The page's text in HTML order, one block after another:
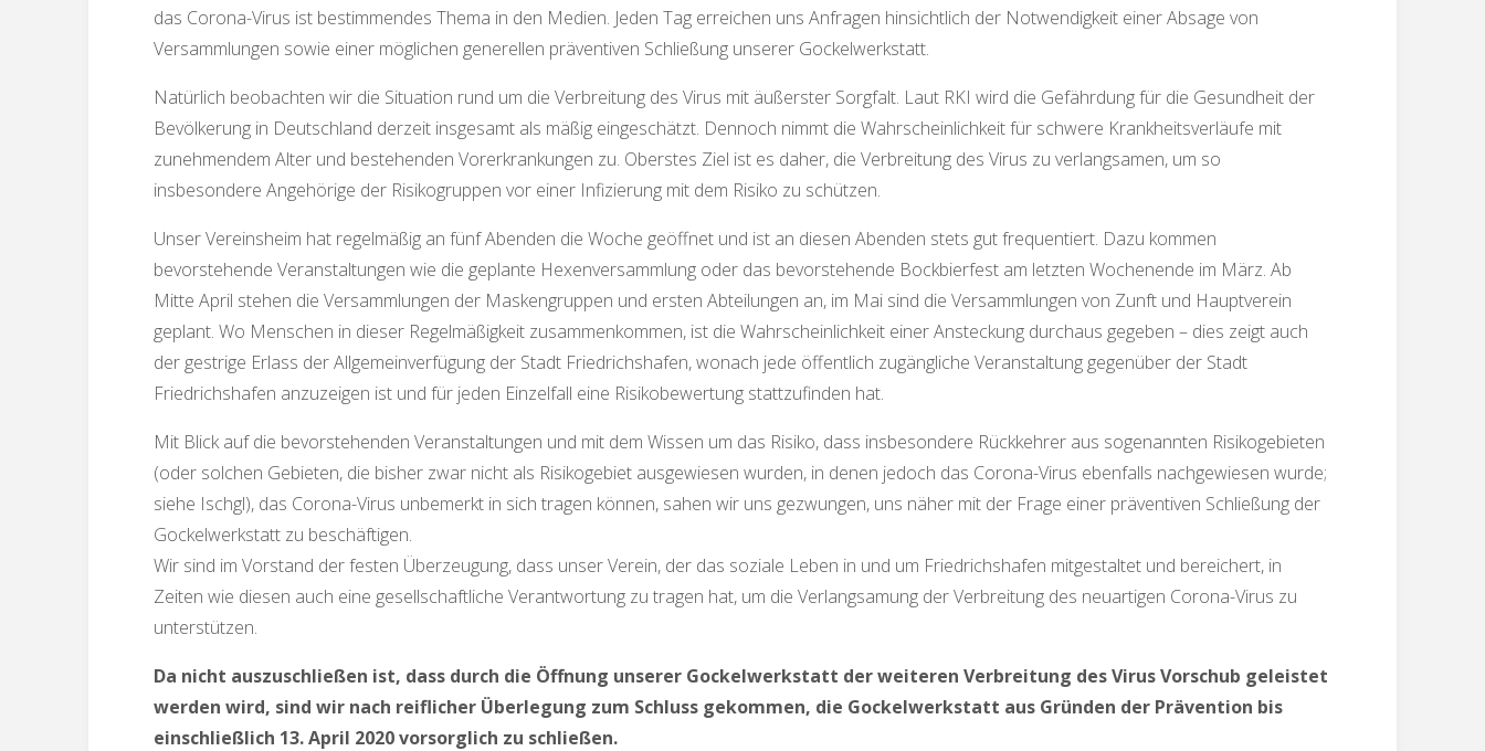
das Corona-Virus ist bestimmendes Thema in den Medien. Jeden Tag erreichen uns Anfragen hinsichtlich der Notwendigkeit einer Absage von
Versammlungen sowie einer möglichen generellen präventiven Schließung unserer Gockelwerkstatt.
Natürlich beobachten wir die Situation rund um die Verbreitung des Virus mit äußerster Sorgfalt. Laut RKI wird die Gefährdung für die Gesundheit der
Bevölkerung in Deutschland derzeit insgesamt als mäßig eingeschätzt. Dennoch nimmt die Wahrscheinlichkeit für schwere Krankheitsverläufe mit
zunehmendem Alter und bestehenden Vorerkrankungen zu. Oberstes Ziel ist es daher, die Verbreitung des Virus zu verlangsamen, um so
insbesondere Angehörige der Risikogruppen vor einer Infizierung mit dem Risiko zu schützen.
Unser Vereinsheim hat regelmäßig an fünf Abenden die Woche geöffnet und ist an diesen Abenden stets gut frequentiert. Dazu kommen
bevorstehende Veranstaltungen wie die geplante Hexenversammlung oder das bevorstehende Bockbierfest am letzten Wochenende im März. Ab
Mitte April stehen die Versammlungen der Maskengruppen und ersten Abteilungen an, im Mai sind die Versammlungen von Zunft und Hauptverein
geplant. Wo Menschen in dieser Regelmäßigkeit zusammenkommen, ist die Wahrscheinlichkeit einer Ansteckung durchaus gegeben – dies zeigt auch
der gestrige Erlass der Allgemeinverfügung der Stadt Friedrichshafen, wonach jede öffentlich zugängliche Veranstaltung gegenüber der Stadt
Friedrichshafen anzuzeigen ist und für jeden Einzelfall eine Risikobewertung stattzufinden hat.
Mit Blick auf die bevorstehenden Veranstaltungen und mit dem Wissen um das Risiko, dass insbesondere Rückkehrer aus sogenannten Risikogebieten
(oder solchen Gebieten, die bisher zwar nicht als Risikogebiet ausgewiesen wurden, in denen jedoch das Corona-Virus ebenfalls nachgewiesen wurde;
siehe Ischgl), das Corona-Virus unbemerkt in sich tragen können, sahen wir uns gezwungen, uns näher mit der Frage einer präventiven Schließung der
Gockelwerkstatt zu beschäftigen.
Wir sind im Vorstand der festen Überzeugung, dass unser Verein, der das soziale Leben in und um Friedrichshafen mitgestaltet und bereichert, in
Zeiten wie diesen auch eine gesellschaftliche Verantwortung zu tragen hat, um die Verlangsamung der Verbreitung des neuartigen Corona-Virus zu
unterstützen.
Da nicht auszuschließen ist, dass durch die Öffnung unserer Gockelwerkstatt der weiteren Verbreitung des Virus Vorschub geleistet
werden wird, sind wir nach reiflicher Überlegung zum Schluss gekommen, die Gockelwerkstatt aus Gründen der Prävention bis
einschließlich 13. April 2020 vorsorglich zu schließen.